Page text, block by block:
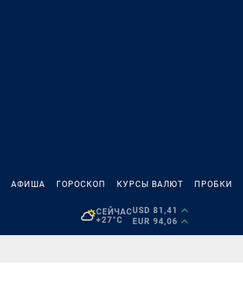
АФИША ГОРОСКОП КУРСЫ ВАЛЮТ ПРОБКИ
СЕЙЧАС
+27°C
USD 81,41
EUR 94,06